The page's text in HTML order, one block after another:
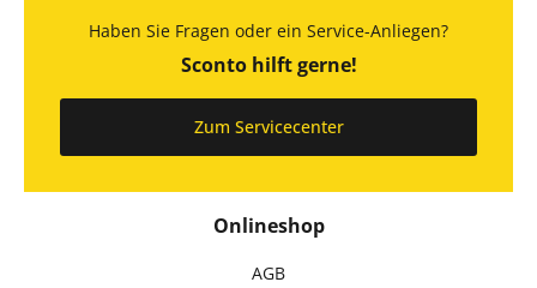
Onlineshop
AGB
Haben Sie Fragen oder ein Service-Anliegen?
Sconto hilft gerne!
Zum Servicecenter